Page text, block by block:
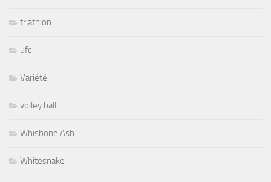
triathlon
ufc
Variété
volley ball
Whisbone Ash
Whitesnake